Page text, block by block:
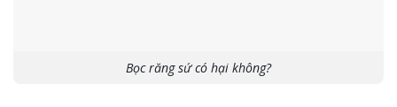
Bọc răng sứ có hại không?